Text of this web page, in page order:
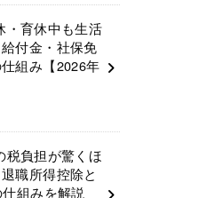
・育休中も生活
付金・社保免
組み【2026年
税負担が驚くほ
職所得控除と
組みを解説